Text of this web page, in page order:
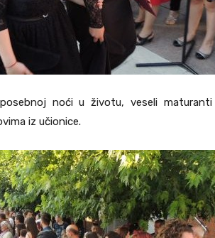
noći u životu, veseli
iz učionice.